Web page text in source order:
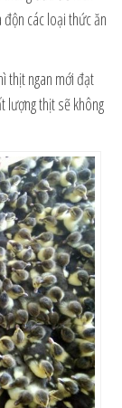
các loại thức ăn
thịt ngan mới đạt
lượng thịt sẽ không